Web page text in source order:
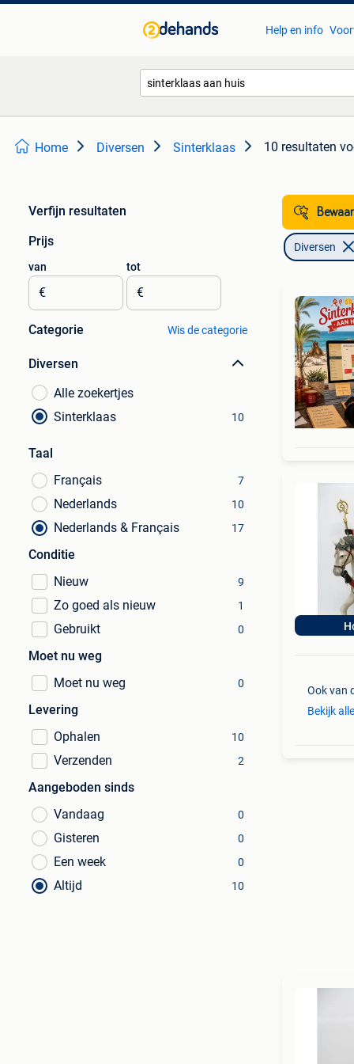
Help en info
Home Diversen Sinterklaas 10 resultaten
Verfijn resultaten
Prijs
van
€
tot
€
Categorie Wis de categorie
Diversen
Alle zoekertjes
Sinterklaas
10
Taal
Français
7
Nederlands 10
Nederlands & Français 17
Conditie
Nieuw
9
Zo goed als nieuw 1
Gebruikt 0
Moet nu weg
Moet nu weg
0
Levering
Ophalen
10
Verzenden 2
Aangeboden sinds
Vandaag
0
Gisteren 0
Een week 0
Altijd 10
Diversen
Ook van
Bekijk